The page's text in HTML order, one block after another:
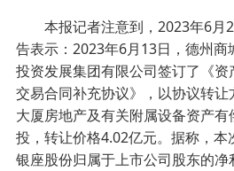
本报记者注意到，2023年6月
告表示：2023年6月13日，德州商
投资发展集团有限公司签订了《
交易合同补充协议》，以协议转
大厦房地产及有关附属设备资产
投，转让价格4.02亿元。据称，本
银座股份归属于上市公司股东的